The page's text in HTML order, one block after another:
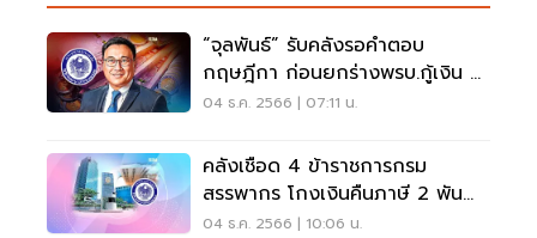
“จุลพันธ์” รับคลังรอคำตอบ
กฤษฎีกา ก่อนยกร่างพรบ.กู้เงิน 5
แสนล้าน
04 ธ.ค. 2566 | 07:11 น.
คลังเชือด 4 ข้าราชการกรม
สรรพากร โกงเงินคืนภาษี 2 พัน
ล้าน
04 ธ.ค. 2566 | 10:06 น.